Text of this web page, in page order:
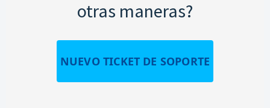
otras maneras?
NUEVO TICKET DE SOPORTE